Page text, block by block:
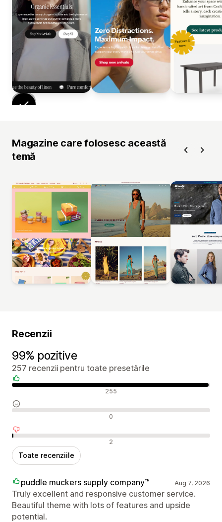
Magazine care folosesc această
temă
Recenzii
99% pozitive
257 recenzii pentru toate presetările
Recenzii pozitive 255
Recenzii neutre 0
Recenzii negative 2
Toate recenziile
puddle muckers supply company™ Aug 7, 2026
Truly excellent and responsive customer service.
Beautiful theme with lots of features and upside
potential.